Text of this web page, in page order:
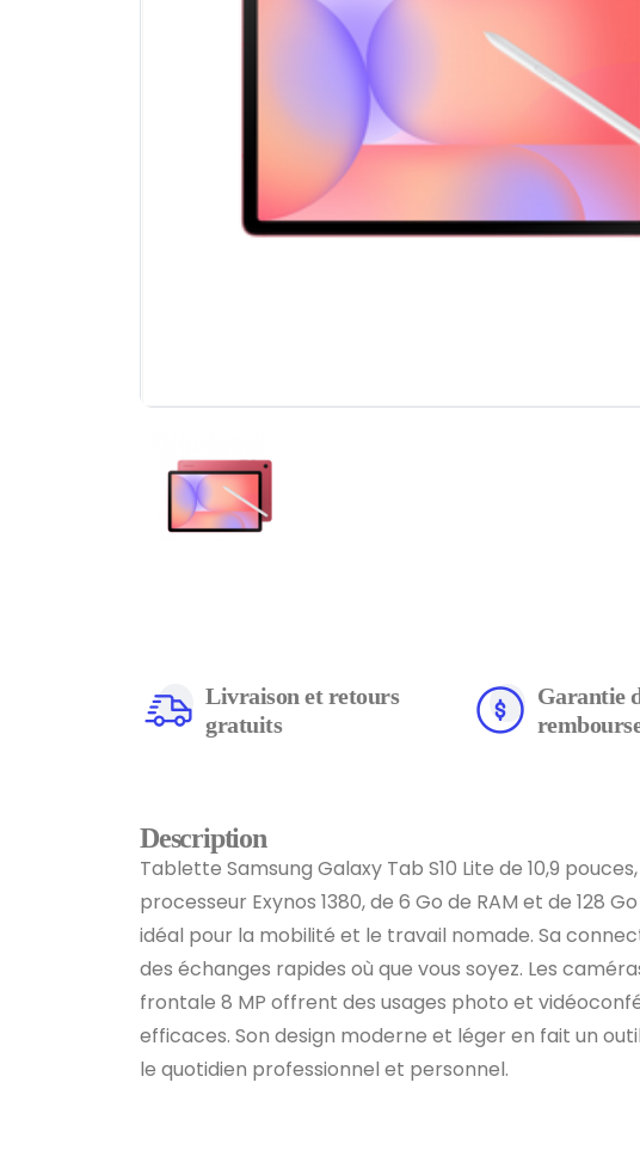
Livraison et retours
gratuits
Garantie
Description
Tablette Samsung Galaxy Tab S10 Lite de 10,9
processeur Exynos 1380, de 6 Go de RAM et de 128
idéal pour la mobilité et le travail nomade. Sa
des échanges rapides où que vous soyez. Les
frontale 8 MP offrent des usages photo et
efficaces. Son design moderne et léger en fait un
le quotidien professionnel et personnel.